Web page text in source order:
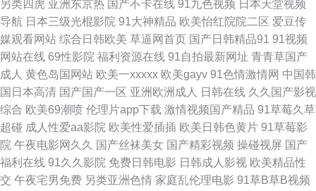
久草 91官方网页 TS伪娘视频黄色 福利AV 久草超碰在线 日韩w欧美s 午夜情
色影院 91宝儿视频 97午夜剧场 超碰在线中文 久久草大香蕉 欧美一二三四操
四虎影院污 亚洲另类性 91爱啪 在线视频香蕉 超碰免费3级片 极品色导航 欧
美A片高清视频 日韩国产对白 最新久草视频观看 AV涩涩涩 豆花视频不卡 黄
色电影小说网站 日本黄色网页 亚洲喷水 91小视屏 东京热无码专区 久久草福
利导航 91九色海角 成人剧场网址 国产亚洲V^ 另类综合欧洲激情 超碰97人
另类四虎 亚洲东京热 国产不卡在线 91九色视频 日本天堂视频
导航 日本三级光棍影院 91大神精品 欧美怡红院院二区 爱豆传
媒观看网站 综合日韩欧美 草逼网首页 国产日韩精品91 91视频
网站在线 69性影院 福利资源在线 91自拍最新网址 青青草国产
成人 黄色岛国网站 欧美一xxxxx 欧美gayv 91色情激情网 中国韩
国日本高清 国产国产一区 亚洲欧洲成人 日韩在线 久久国产影视
综合 欧美69潮喷 伦理片app下载 激情视频国产精品 91草莓久草
超碰 成人性爱aa影院 欧美性爱插插 欧美日韩色黄片 91草莓影
院 午夜电影网久久 国产丝袜美女 国产精彩视频 操碰视屏 国产
福利在线 91久久影院 免费日韩电影 日韩成人影视 欧美精品性
交 午夜宅男免费 另类亚洲色情 家庭乱伦理电影 91草B草B视频